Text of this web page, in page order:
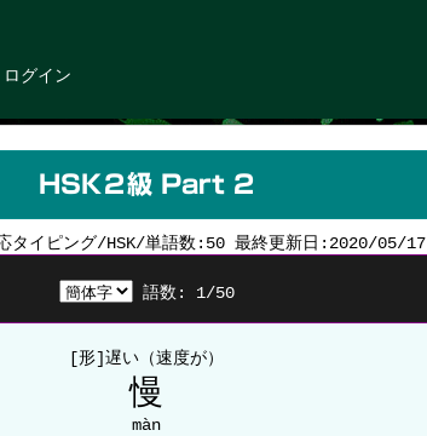
ログイン
HSK２級 Part 2
タイピング/HSK/単語数:50 最終更新日:2020/05/17
語数: 1/50
[形]遅い（速度が）
慢
màn